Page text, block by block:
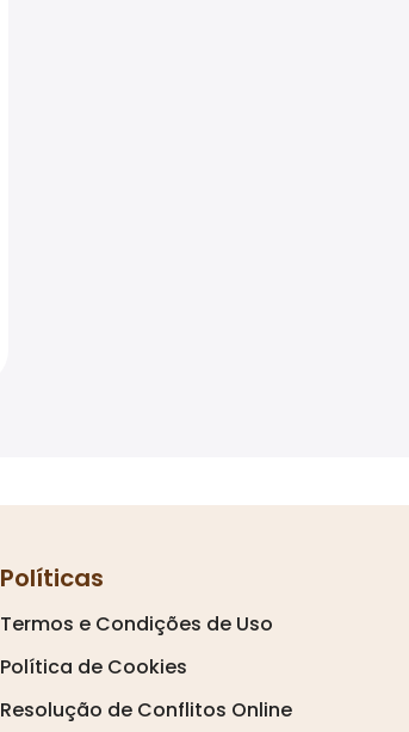
Políticas
Termos e Condições de Uso
Política de Cookies
Resolução de Conflitos Online